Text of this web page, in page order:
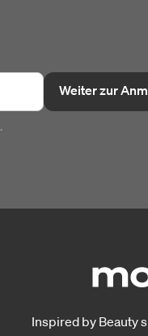
Weiter zur
.
Inspired by Beauty